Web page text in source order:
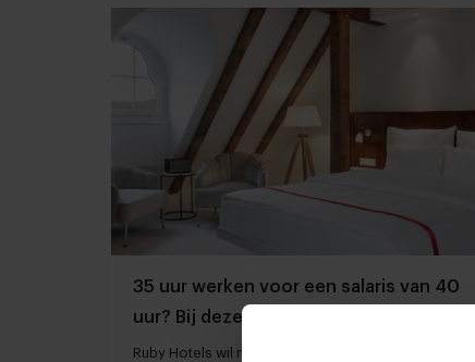
35 uur werken voor een salaris van 40
uur? Bij deze hotelketen kan dat
Ruby Hotels wil medewerkers vinden en binden met